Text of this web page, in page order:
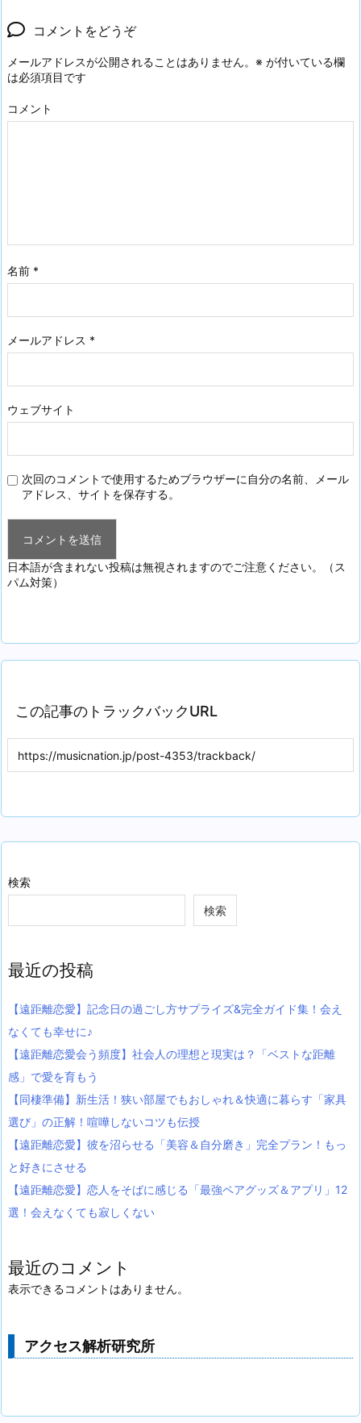
コメントをどうぞ
メールアドレスが公開されることはありません。 ※ が付いている欄
は必須項目です
コメント
名前 *
メールアドレス *
ウェブサイト
次回のコメントで使用するためブラウザーに自分の名前、メール
アドレス、サイトを保存する。
日本語が含まれない投稿は無視されますのでご注意ください。（ス
パム対策）
この記事のトラックバックURL
検索
検索
最近の投稿
【遠距離恋愛】記念日の過ごし方サプライズ&完全ガイド集！会え
なくても幸せに♪
【遠距離恋愛会う頻度】社会人の理想と現実は？「ベストな距離
感」で愛を育もう
【同棲準備】新生活！狭い部屋でもおしゃれ＆快適に暮らす「家具
選び」の正解！喧嘩しないコツも伝授
【遠距離恋愛】彼を沼らせる「美容＆自分磨き」完全プラン！もっ
と好きにさせる
【遠距離恋愛】恋人をそばに感じる「最強ペアグッズ＆アプリ」12
選！会えなくても寂しくない
最近のコメント
表示できるコメントはありません。
アクセス解析研究所